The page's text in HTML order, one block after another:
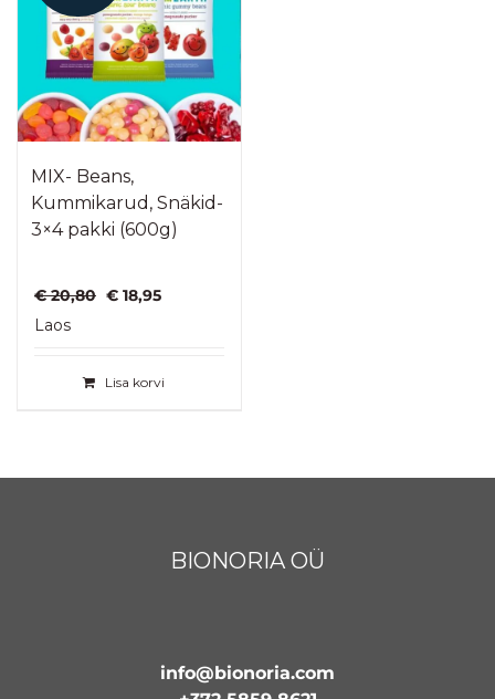
MIX- Beans,
Kummikarud, Snäkid-
3×4 pakki (600g)
€20,80 Algne
€ 18,95Praegune
Laos
Lisa korvi
BIONORIA OÜ
info@bionoria.com